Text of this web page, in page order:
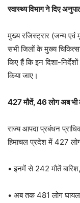
स्वास्थ्य विभाग ने दिए
मुख्य रजिस्ट्रार (जन्म एवं
सभी जिलों के मुख्य
किए हैं कि इन दिशा-
किया जाए।
427 मौतें, 46 लोग अब भी
राज्य आपदा प्रबंधन
हिमाचल प्रदेश में 427
• इनमें से 242 मौतें
• अब तक 481 लोग